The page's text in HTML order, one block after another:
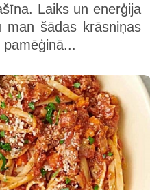
Laiks un enerģija
man šādas krāsniņas